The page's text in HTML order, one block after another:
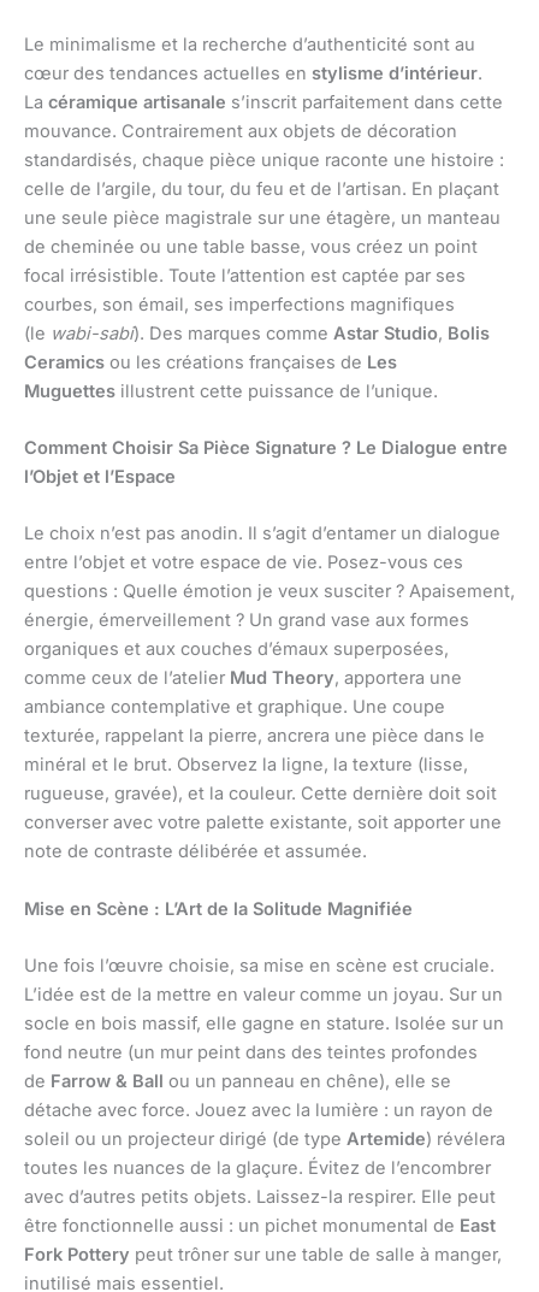
Le minimalisme et la recherche d’authenticité sont au
cœur des tendances actuelles en stylisme d’intérieur.
La céramique artisanale s’inscrit parfaitement dans cette
mouvance. Contrairement aux objets de décoration
standardisés, chaque pièce unique raconte une histoire :
celle de l’argile, du tour, du feu et de l’artisan. En plaçant
une seule pièce magistrale sur une étagère, un manteau
de cheminée ou une table basse, vous créez un point
focal irrésistible. Toute l’attention est captée par ses
courbes, son émail, ses imperfections magnifiques
(le wabi-sabi). Des marques comme Astar Studio, Bolis
Ceramics ou les créations françaises de Les
Muguettes illustrent cette puissance de l’unique.
Comment Choisir Sa Pièce Signature ? Le Dialogue entre
l’Objet et l’Espace
Le choix n’est pas anodin. Il s’agit d’entamer un dialogue
entre l’objet et votre espace de vie. Posez-vous ces
questions : Quelle émotion je veux susciter ? Apaisement,
énergie, émerveillement ? Un grand vase aux formes
organiques et aux couches d’émaux superposées,
comme ceux de l’atelier Mud Theory, apportera une
ambiance contemplative et graphique. Une coupe
texturée, rappelant la pierre, ancrera une pièce dans le
minéral et le brut. Observez la ligne, la texture (lisse,
rugueuse, gravée), et la couleur. Cette dernière doit soit
converser avec votre palette existante, soit apporter une
note de contraste délibérée et assumée.
Mise en Scène : L’Art de la Solitude Magnifiée
Une fois l’œuvre choisie, sa mise en scène est cruciale.
L’idée est de la mettre en valeur comme un joyau. Sur un
socle en bois massif, elle gagne en stature. Isolée sur un
fond neutre (un mur peint dans des teintes profondes
de Farrow & Ball ou un panneau en chêne), elle se
détache avec force. Jouez avec la lumière : un rayon de
soleil ou un projecteur dirigé (de type Artemide) révélera
toutes les nuances de la glaçure. Évitez de l’encombrer
avec d’autres petits objets. Laissez-la respirer. Elle peut
être fonctionnelle aussi : un pichet monumental de East
Fork Pottery peut trôner sur une table de salle à manger,
inutilisé mais essentiel.